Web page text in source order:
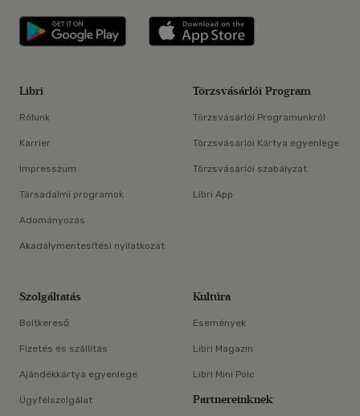
Libri applikáció Szerezd meg: Google
Libri
Rólunk
Karrier
Impresszum
Társadalmi programok
Adományozás
Akadálymentesítési nyilatkozat
Törzsvásárlói Program
Törzsvásárlói Programunkról
Törzsvásárlói Kártya egyenlege
Törzsvásárlói szabályzat
Libri App
Szolgáltatás
Boltkereső
Fizetés és szállítás
Ajándékkártya egyenlege
Ügyfélszolgálat
Kultúra
Események
Libri Magazin
Libri Mini Polc
Partnereinknek